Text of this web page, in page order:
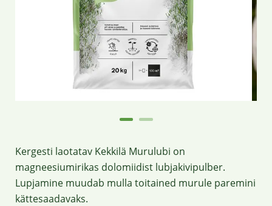
Kergesti laotatav Kekkilä Murulubi on
magneesiumirikas dolomiidist lubjakivipulber.
Lupjamine muudab mulla toitained murule paremini
kättesaadavaks.